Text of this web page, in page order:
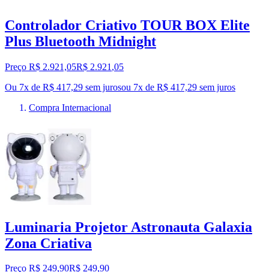
Controlador Criativo TOUR BOX Elite
Plus Bluetooth Midnight
Preço R$ 2.921,05R$ 2.921 ,05
Ou 7x de R$ 417,29 sem jurosou 7x de R$ 417,29 sem juros
Compra Internacional
Luminaria Projetor Astronauta Galaxia
Zona Criativa
Preço R$ 249,90R$ 249,90